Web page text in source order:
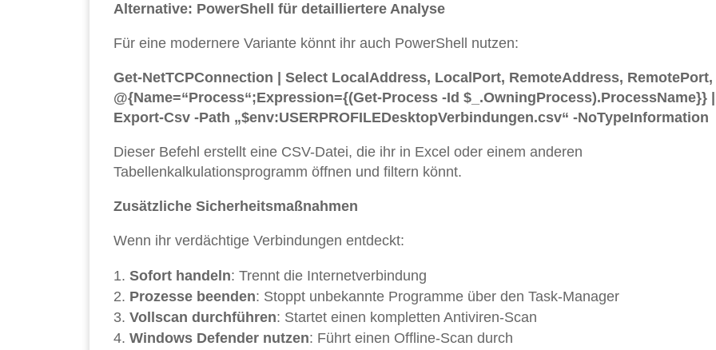
Alternative: PowerShell für detailliertere Analyse
Für eine modernere Variante könnt ihr auch PowerShell nutzen:
Get-NetTCPConnection | Select LocalAddress, LocalPort, RemoteAddress, RemotePort,
@{Name=“Process“;Expression={(Get-Process -Id $_.OwningProcess).ProcessName}} |
Export-Csv -Path „$env:USERPROFILEDesktopVerbindungen.csv“ -NoTypeInformation
Dieser Befehl erstellt eine CSV-Datei, die ihr in Excel oder einem anderen
Tabellenkalkulationsprogramm öffnen und filtern könnt.
Zusätzliche Sicherheitsmaßnahmen
Wenn ihr verdächtige Verbindungen entdeckt:
Sofort handeln: Trennt die Internetverbindung
Prozesse beenden: Stoppt unbekannte Programme über den Task-Manager
Vollscan durchführen: Startet einen kompletten Antiviren-Scan
Windows Defender nutzen: Führt einen Offline-Scan durch